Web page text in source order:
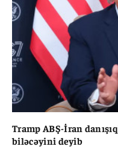
Tramp ABŞ-İran
biləcəyini deyib